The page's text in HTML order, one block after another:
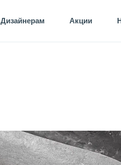
Дизайнерам Акции